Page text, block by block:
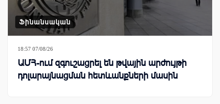
Ֆինանսական
18:57 07/08/26
ԱՄՀ-ում զգուշացրել են թվային արժույթի
դոլարայնացման հետևանքների մասին